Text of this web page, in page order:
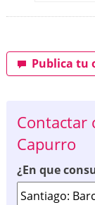
Publica tu
Contactar
Capurro
¿En que